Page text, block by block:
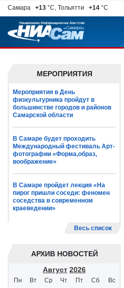
Самара +13 °C, Тольятти +14 °C
МЕРОПРИЯТИЯ
Мероприятия в День
физкультурника пройдут в
большинстве городов и районов
Самарской области
В Самаре будет проходить
Международный фестиваль Арт-
фотографии «Форма,образ,
воображение»
В Самаре пройдет лекция «На
пирог пришли соседи: феномен
соседства в современном
краеведении»
Весь список
АРХИВ НОВОСТЕЙ
Август 2026
Пн Вт Ср Чт Пт Сб
Вс